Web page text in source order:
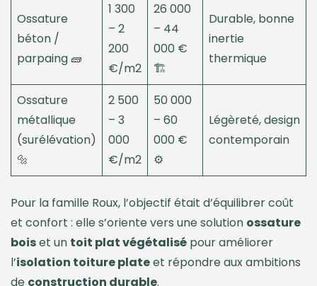
Ossature
béton /
parpaing 🧱
1 300
– 2
200
€/m2
26 000
– 44
000 €
🏗️
Durable, bonne
inertie
thermique
Ossature
métallique
(surélévation)
🔩
2 500
– 3
000
€/m2
50 000
– 60
000 €
⚙️
Légèreté, design
contemporain
Pour la famille Roux, l’objectif était d’équilibrer coût
et confort : elle s’oriente vers une solution ossature
boiset un toit plat végétalisé pour améliorer
l’isolation toiture plateet répondre aux ambitions
de construction durable.